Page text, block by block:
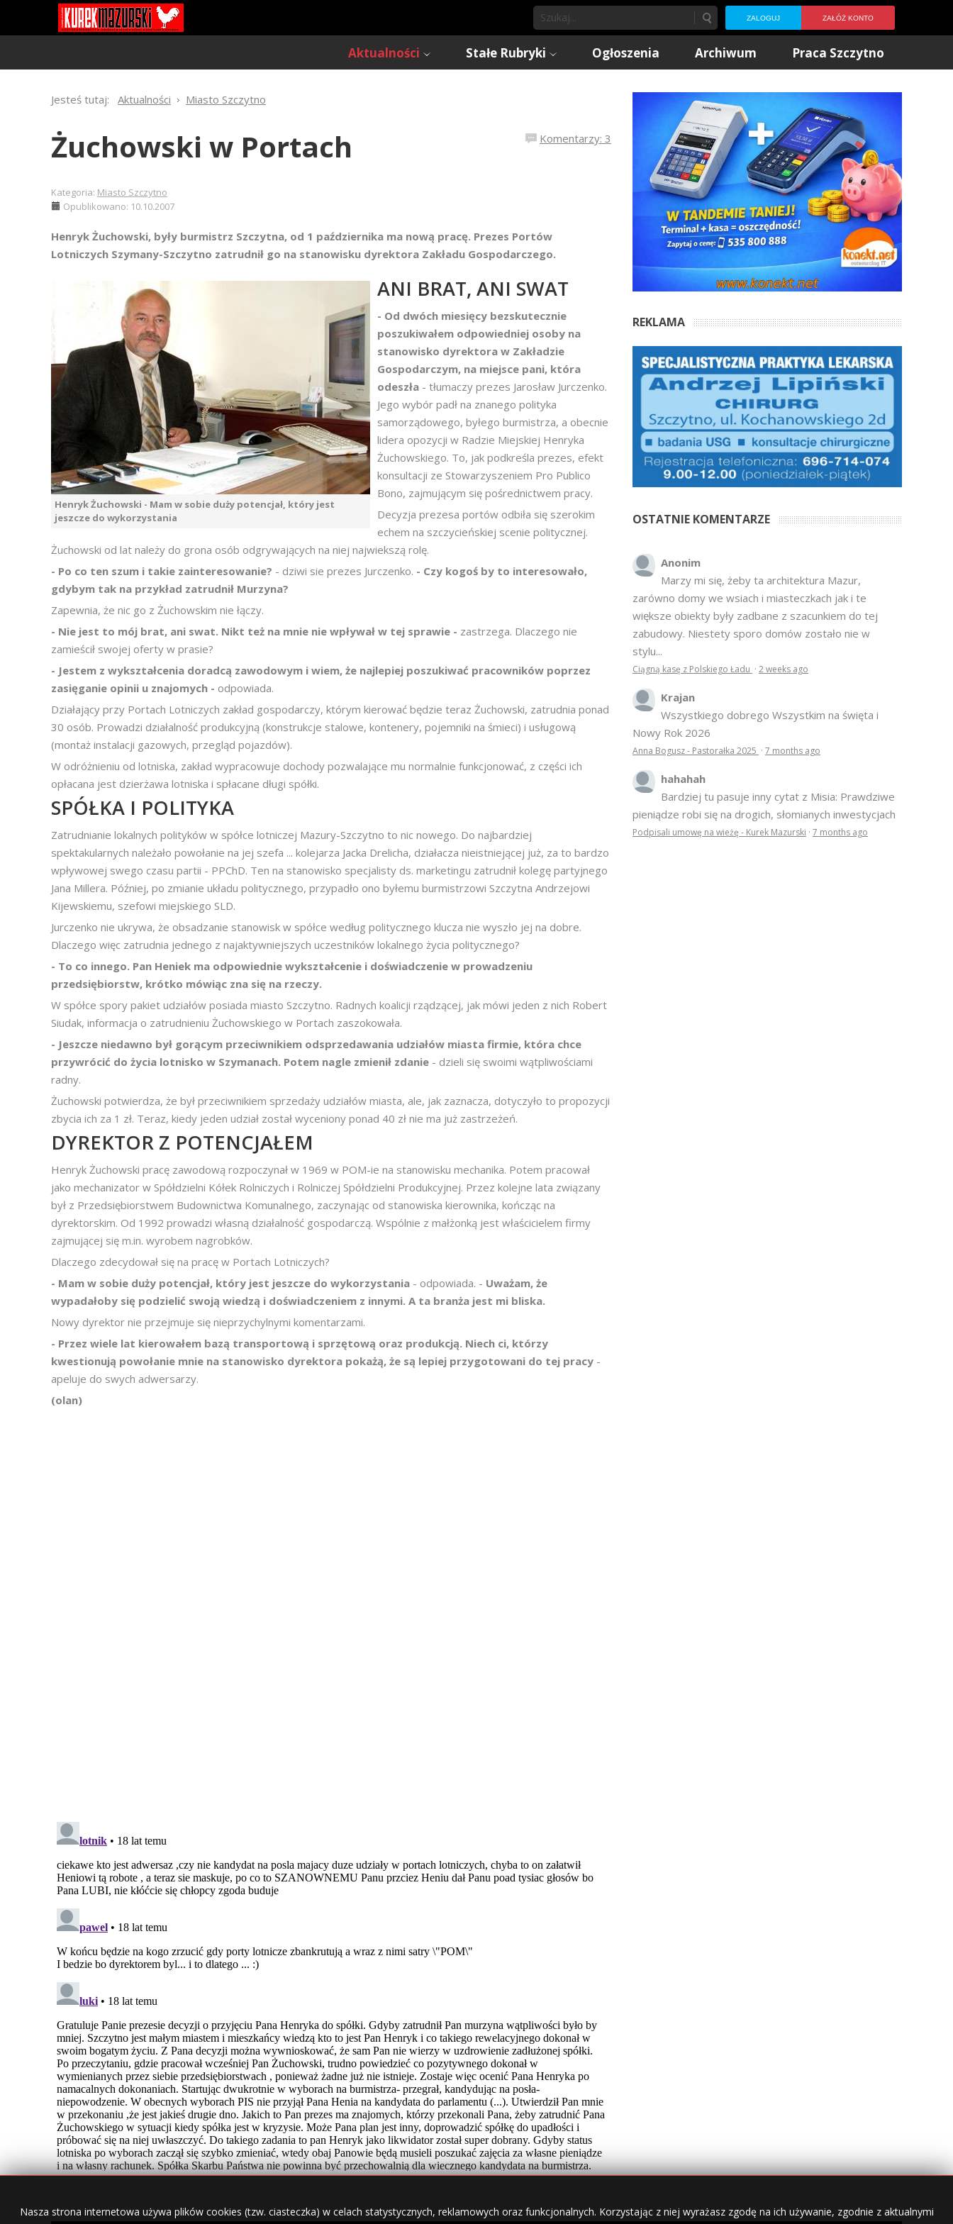
ZALOGUJ ZAŁÓŻ KONTO
Aktualności Stałe Rubryki Ogłoszenia Archiwum Praca Szczytno
Jesteś tutaj: Aktualności Miasto Szczytno
Komentarzy: 3
Żuchowski w Portach
Kategoria: Miasto Szczytno
Opublikowano: 10.10.2007
Henryk Żuchowski, były burmistrz Szczytna, od 1 października ma nową pracę. Prezes Portów
Lotniczych Szymany-Szczytno zatrudnił go na stanowisku dyrektora Zakładu Gospodarczego.
Henryk Żuchowski - Mam w sobie duży potencjał, który jest
jeszcze do wykorzystania
ANI BRAT, ANI SWAT
- Od dwóch miesięcy bezskutecznie
poszukiwałem odpowiedniej osoby na
stanowisko dyrektora w Zakładzie
Gospodarczym, na miejsce pani, która
odeszła - tłumaczy prezes Jarosław Jurczenko.
Jego wybór padł na znanego polityka
samorządowego, byłego burmistrza, a obecnie
lidera opozycji w Radzie Miejskiej Henryka
Żuchowskiego. To, jak podkreśla prezes, efekt
konsultacji ze Stowarzyszeniem Pro Publico
Bono, zajmującym się pośrednictwem pracy.
Decyzja prezesa portów odbiła się szerokim
echem na szczycieńskiej scenie politycznej.
Żuchowski od lat należy do grona osób odgrywających na niej najwiekszą rolę.
- Po co ten szum i takie zainteresowanie? - dziwi sie prezes Jurczenko. - Czy kogoś by to interesowało,
gdybym tak na przykład zatrudnił Murzyna?
Zapewnia, że nic go z Żuchowskim nie łączy.
- Nie jest to mój brat, ani swat. Nikt też na mnie nie wpływał w tej sprawie - zastrzega. Dlaczego nie
zamieścił swojej oferty w prasie?
- Jestem z wykształcenia doradcą zawodowym i wiem, że najlepiej poszukiwać pracowników poprzez
zasięganie opinii u znajomych - odpowiada.
Działający przy Portach Lotniczych zakład gospodarczy, którym kierować będzie teraz Żuchowski, zatrudnia ponad
30 osób. Prowadzi działalność produkcyjną (konstrukcje stalowe, kontenery, pojemniki na śmieci) i usługową
(montaż instalacji gazowych, przegląd pojazdów).
W odróżnieniu od lotniska, zakład wypracowuje dochody pozwalające mu normalnie funkcjonować, z części ich
opłacana jest dzierżawa lotniska i spłacane długi spółki.
SPÓŁKA I POLITYKA
Zatrudnianie lokalnych polityków w spółce lotniczej Mazury-Szczytno to nic nowego. Do najbardziej
spektakularnych należało powołanie na jej szefa ... kolejarza Jacka Drelicha, działacza nieistniejącej już, za to bardzo
wpływowej swego czasu partii - PPChD. Ten na stanowisko specjalisty ds. marketingu zatrudnił kolegę partyjnego
Jana Millera. Później, po zmianie układu politycznego, przypadło ono byłemu burmistrzowi Szczytna Andrzejowi
Kijewskiemu, szefowi miejskiego SLD.
Jurczenko nie ukrywa, że obsadzanie stanowisk w spółce według politycznego klucza nie wyszło jej na dobre.
Dlaczego więc zatrudnia jednego z najaktywniejszych uczestników lokalnego życia politycznego?
- To co innego. Pan Heniek ma odpowiednie wykształcenie i doświadczenie w prowadzeniu
przedsiębiorstw, krótko mówiąc zna się na rzeczy.
W spółce spory pakiet udziałów posiada miasto Szczytno. Radnych koalicji rządzącej, jak mówi jeden z nich Robert
Siudak, informacja o zatrudnieniu Żuchowskiego w Portach zaszokowała.
- Jeszcze niedawno był gorącym przeciwnikiem odsprzedawania udziałów miasta firmie, która chce
przywrócić do życia lotnisko w Szymanach. Potem nagle zmienił zdanie - dzieli się swoimi wątpliwościami
radny.
Żuchowski potwierdza, że był przeciwnikiem sprzedaży udziałów miasta, ale, jak zaznacza, dotyczyło to propozycji
zbycia ich za 1 zł. Teraz, kiedy jeden udział został wyceniony ponad 40 zł nie ma już zastrzeżeń.
DYREKTOR Z POTENCJAŁEM
Henryk Żuchowski pracę zawodową rozpoczynał w 1969 w POM-ie na stanowisku mechanika. Potem pracował
jako mechanizator w Spółdzielni Kółek Rolniczych i Rolniczej Spółdzielni Produkcyjnej. Przez kolejne lata związany
był z Przedsiębiorstwem Budownictwa Komunalnego, zaczynając od stanowiska kierownika, kończąc na
dyrektorskim. Od 1992 prowadzi własną działalność gospodarczą. Wspólnie z małżonką jest właścicielem firmy
zajmującej się m.in. wyrobem nagrobków.
Dlaczego zdecydował się na pracę w Portach Lotniczych?
- Mam w sobie duży potencjał, który jest jeszcze do wykorzystania - odpowiada. - Uważam, że
wypadałoby się podzielić swoją wiedzą i doświadczeniem z innymi. A ta branża jest mi bliska.
Nowy dyrektor nie przejmuje się nieprzychylnymi komentarzami.
- Przez wiele lat kierowałem bazą transportową i sprzętową oraz produkcją. Niech ci, którzy
kwestionują powołanie mnie na stanowisko dyrektora pokażą, że są lepiej przygotowani do tej pracy -
apeluje do swych adwersarzy.
(olan)
REKLAMA
OSTATNIE KOMENTARZE
Anonim
Marzy mi się, żeby ta architektura Mazur,
zarówno domy we wsiach i miasteczkach jak i te
większe obiekty były zadbane z szacunkiem do tej
zabudowy. Niestety sporo domów zostało nie w
stylu...
Ciągną kasę z Polskiego Ładu · 2 weeks ago
Krajan
Wszystkiego dobrego Wszystkim na święta i
Nowy Rok 2026
Anna Bogusz - Pastorałka 2025 · 7 months ago
hahahah
Bardziej tu pasuje inny cytat z Misia: Prawdziwe
pieniądze robi się na drogich, słomianych inwestycjach
Podpisali umowę na wieżę - Kurek Mazurski · 7 months ago
Nasza strona internetowa używa plików cookies (tzw. ciasteczka) w celach statystycznych, reklamowych oraz funkcjonalnych. Korzystając z niej wyrażasz zgodę na ich używanie, zgodnie z aktualnymi